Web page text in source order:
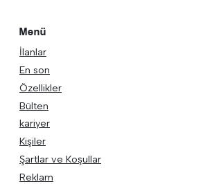
Menü
İlanlar
En son
Özellikler
Bülten
kariyer
Kişiler
Şartlar ve Koşullar
Reklam